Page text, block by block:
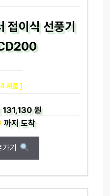
접이식 선풍기
제품 ]
131,130 원
까지도착
기